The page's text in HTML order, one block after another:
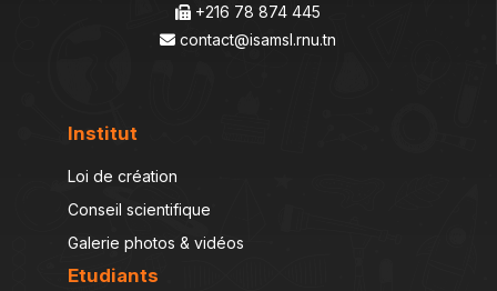
+216 78 874 445
contact@isamsl.rnu.tn
Institut
Loi de création
Conseil scientifique
Galerie photos & vidéos
Etudiants